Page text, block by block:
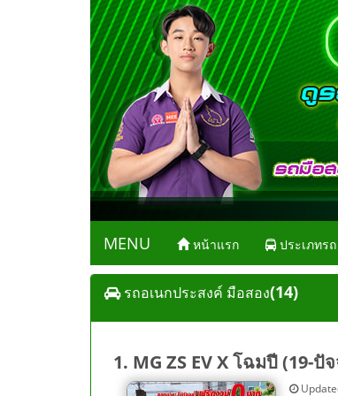
MENU หน้าแรก ประเภทรถ
รถอเนกประสงค์ มือสอง(14)
1. MG ZS EV X โฉมปี (19-ปั